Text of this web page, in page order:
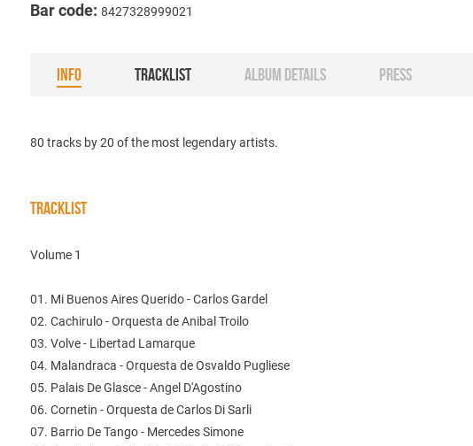
Bar code:8427328999021
INFO TRACKLIST ALBUM DETAILS PRESS
80 tracks by 20 of the most legendary artists.
TRACKLIST
Volume 1
01. Mi Buenos Aires Querido - Carlos Gardel
02. Cachirulo - Orquesta de Anibal Troilo
03. Volve - Libertad Lamarque
04. Malandraca - Orquesta de Osvaldo Pugliese
05. Palais De Glasce - Angel D'Agostino
06. Cornetin - Orquesta de Carlos Di Sarli
07. Barrio De Tango - Mercedes Simone